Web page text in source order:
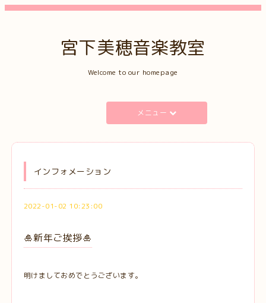
宮下美穂音楽教室
Welcome to our homepage
メニュー
インフォメーション
2022-01-02 10:23:00
🎍新年ご挨拶🎍
明けましておめでとうございます。